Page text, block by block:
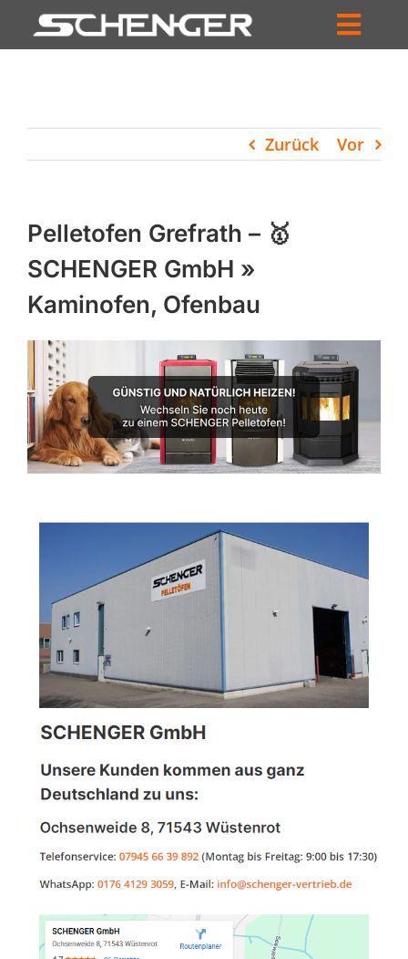
Inhalt
HÄNDLERSUCHE
UNTERNEHMEN
PROFIL
WARENKORB
PRODUCTS
SEARCH
Zurück Vor
Pelletofen Grefrath – 🥇
SCHENGER GmbH »
Kaminofen, Ofenbau